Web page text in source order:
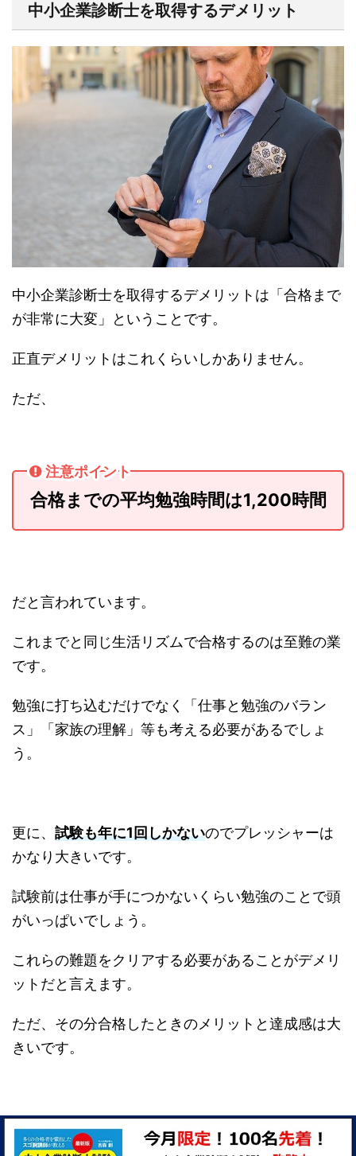
中小企業診断士を取得するデメリット
中小企業診断士を取得するデメリットは「合格まで
が非常に大変」ということです。
正直デメリットはこれくらいしかありません。
ただ、
注意ポイント
合格までの平均勉強時間は1,200時間
だと言われています。
これまでと同じ生活リズムで合格するのは至難の業
です。
勉強に打ち込むだけでなく「仕事と勉強のバラン
ス」「家族の理解」等も考える必要があるでしょ
う。
更に、 試験も年に1回しかないのでプレッシャーは
かなり大きいです。
試験前は仕事が手につかないくらい勉強のことで頭
がいっぱいでしょう。
これらの難題をクリアする必要があることがデメリ
ットだと言えます。
ただ、その分合格したときのメリットと達成感は大
きいです。